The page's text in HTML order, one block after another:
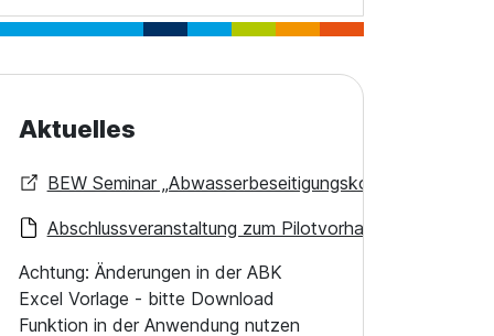
Aktuelles
BEW Seminar „Abwasserbeseitigungskonzepte“
Abschlussveranstaltung zum Pilotvorhaben “ABK
Achtung: Änderungen in der ABK
Excel Vorlage - bitte Download
Funktion in der Anwendung nutzen